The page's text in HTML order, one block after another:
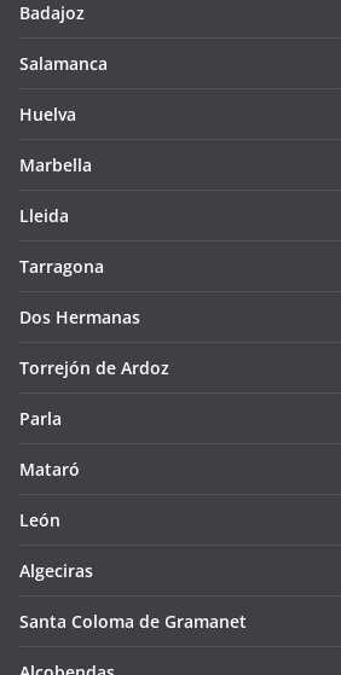
Badajoz
Salamanca
Huelva
Marbella
Lleida
Tarragona
Dos Hermanas
Torrejón de Ardoz
Parla
Mataró
León
Algeciras
Santa Coloma de Gramanet